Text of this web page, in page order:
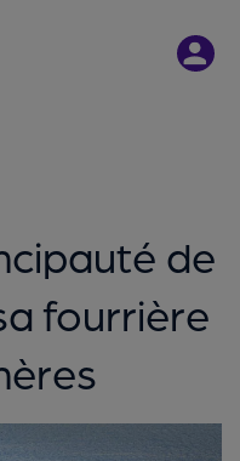
de
fourrière